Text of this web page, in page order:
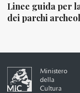
Linee guida per
dei parchi
Ministero
della
Cultura